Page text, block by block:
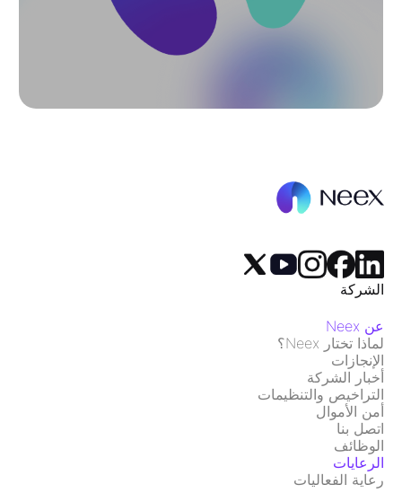
الشركة
عن Neex
لماذا تختار Neex؟
الإنجازات
أخبار الشركة
التراخيص والتنظيمات
أمن الأموال
اتصل بنا
الوظائف
الرعايات
رعاية الفعاليات